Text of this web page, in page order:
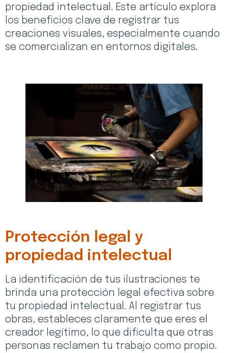
propiedad intelectual. Este artículo explora
los beneficios clave de registrar tus
creaciones visuales, especialmente cuando
se comercializan en entornos digitales.
Protección legal y
propiedad intelectual
La identificación de tus ilustraciones te
brinda una protección legal efectiva sobre
tu propiedad intelectual. Al registrar tus
obras, estableces claramente que eres el
creador legítimo, lo que dificulta que otras
personas reclamen tu trabajo como propio.